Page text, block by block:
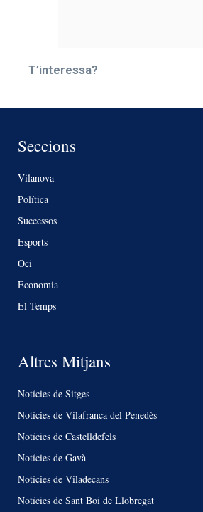
T’interessa?
Seccions
Vilanova
Política
Successos
Esports
Oci
Economia
El Temps
Altres Mitjans
Notícies de Sitges
Notícies de Vilafranca del Penedès
Notícies de Castelldefels
Notícies de Gavà
Notícies de Viladecans
Notícies de Sant Boi de Llobregat